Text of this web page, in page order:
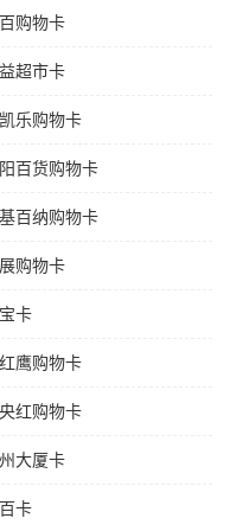
购物卡
超市卡
乐购物卡
百货购物卡
百纳购物卡
购物卡
卡
鹰购物卡
红购物卡
大厦卡
卡